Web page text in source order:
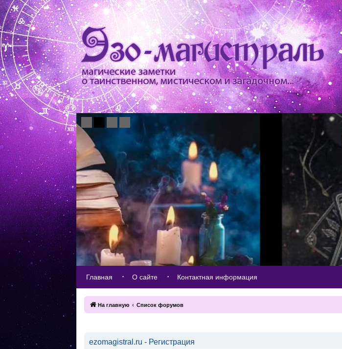
Главная О сайте Контактная информация
На главную Список форумов
ezomagistral.ru - Регистрация